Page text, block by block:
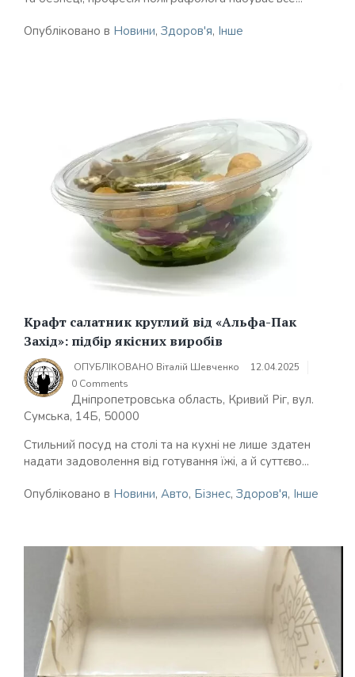
Опубліковано в Новини, Здоров'я, Інше
Крафт салатник круглий від «Альфа-Пак
Захід»: підбір якісних виробів
ОПУБЛІКОВАНО Віталій Шевченко
12.04.2025
0 Comments
Дніпропетровська область, Кривий Ріг, вул.
Сумська, 14Б, 50000
Стильний посуд на столі та на кухні не лише здатен
надати задоволення від готування їжі, а й суттєво...
Опубліковано в Новини, Авто, Бізнес, Здоров'я, Інше